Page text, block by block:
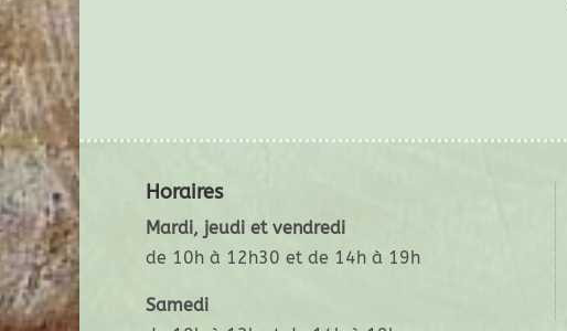
Horaires
Mardi, jeudi et vendredi
de 10h à 12h30 et de 14h à 19h
Samedi